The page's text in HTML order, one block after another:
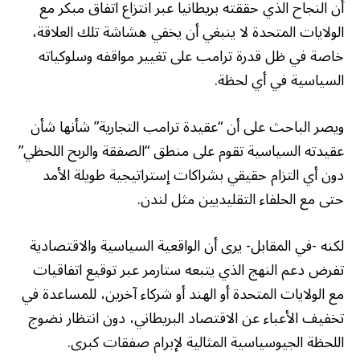
أن النجاح الذي حققته بريطانيا عبر انتزاع اتفاق مبكر مع
الولايات المتحدة لا ينبغي أن يخفي هشاشة تلك العلاقة،
خاصة في ظل قدرة ترامب على تغيير مواقفه وسلوكياته
السياسية في أي لحظة.
ويصر الباحث على أن “عقيدة ترامب التجارية” شأنها شأن
عقيدته السياسية تقوم على منطق “الصفقة والربح اللحظي”
دون أي التزام حقيقي بشراكات إستراتيجية طويلة الأمد
حتى مع الحلفاء التقليديين مثل لندن.
لكنه -في المقابل- يرى أن الواقعية السياسية والاقتصادية
تفرض دعم النهج الذي يتبعه ستارمر عبر توقيع اتفاقيات
مع الولايات المتحدة أو الهند أو شركاء آخرين، للمساعدة في
تخفيف الأعباء عن الاقتصاد البريطاني، دون انتظار نضوج
اللحظة الجيوسياسية المثالية لإبرام صفقات كبرى.